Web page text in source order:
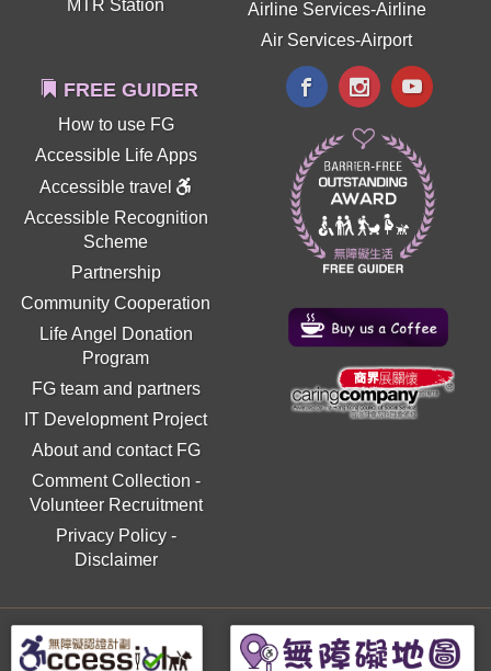
MTR Station
Airline Services-Airline
Air Services-Airport
FREE GUIDER
How to use FG
Accessible Life Apps
Accessible travel
Accessible Recognition
Scheme
Partnership
Community Cooperation
Life Angel Donation
Program
FG team and partners
IT Development Project
About and contact FG
Comment Collection -
Volunteer Recruitment
Privacy Policy-
Disclaimer